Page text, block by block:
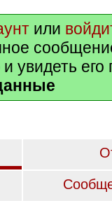
или
увидеть